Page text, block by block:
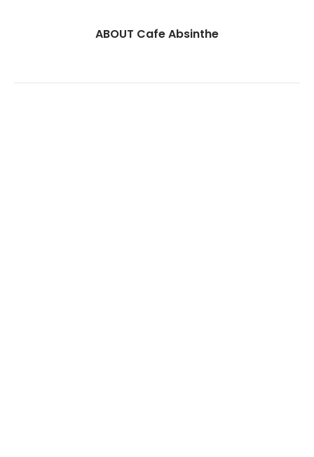
ABOUT Cafe Absinthe